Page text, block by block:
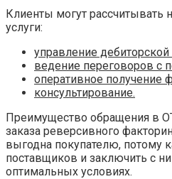
Клиенты могут рассчитывать
услуги:
управление
ведение переговоров с
оперативное получение
консультирование.
Преимущество обращения в
заказа реверсивного
выгодна покупателю, потому
поставщиков и заключить с
оптимальных условиях.